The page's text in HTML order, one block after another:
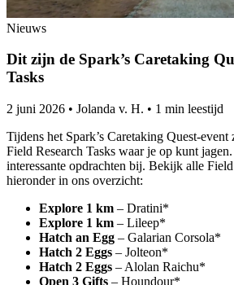
Nieuws
Dit zijn de Spark’s Caretaking
Tasks
2 juni 2026 • Jolanda v. H. • 1 min leestijd
Tijdens het Spark’s Caretaking Quest-
Field Research Tasks waar je op kunt
interessante opdrachten bij. Bekijk alle
hieronder in ons overzicht:
Explore 1 km – Dratini*
Explore 1 km – Lileep*
Hatch an Egg – Galarian Corsola*
Hatch 2 Eggs – Jolteon*
Hatch 2 Eggs – Alolan Raichu*
Open 3 Gifts – Houndour*